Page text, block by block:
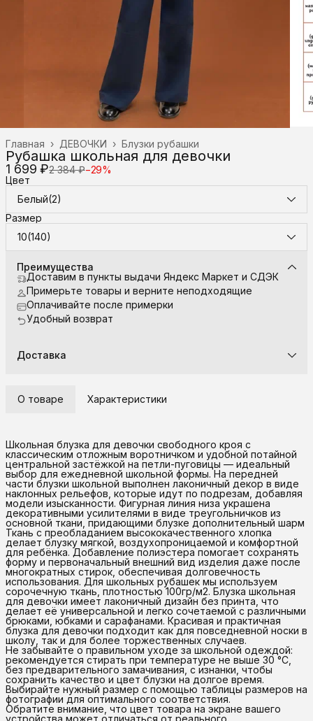
Блузки рубашки
ДЕВОЧКИ ›
Главная ›
Рубашка школьная для девочки
1 699 ₽2 384 ₽−29%
Цвет
Белый(2)
Размер
10(140)
Преимущества
Доставим в пункты выдачи Яндекс Маркет и СДЭК
Примерьте товары и верните неподходящие
Оплачивайте после примерки
Удобный возврат
Доставка
О товаре Характеристики
Школьная блузка для девочки свободного кроя с
классическим отложным воротничком и удобной потайной
центральной застёжкой на петли-пуговицы — идеальный
выбор для ежедневной школьной формы. На передней
части блузки школьной выполнен лаконичный декор в виде
наклонных рельефов, которые идут по подрезам, добавляя
модели изысканности. Фигурная линия низа украшена
декоративными усилителями в виде треугольничков из
основной ткани, придающими блузке дополнительный шарм
Ткань с преобладанием высококачественного хлопка
делает блузку мягкой, воздухопроницаемой и комфортной
для ребёнка. Добавление полиэстера помогает сохранять
форму и первоначальный внешний вид изделия даже после
многократных стирок, обеспечивая долговечность
использования. Для школьных рубашек мы используем
сорочечную ткань, плотностью 100гр/м2. Блузка школьная
для девочки имеет лаконичный дизайн без принта, что
делает её универсальной и легко сочетаемой с различными
брюками, юбками и сарафанами. Красивая и практичная
блузка для девочки подходит как для повседневной носки в
школу, так и для более торжественных случаев.
Не забывайте о правильном уходе за школьной одеждой:
рекомендуется стирать при температуре не выше 30 °C,
без предварительного замачивания, с изнанки, чтобы
сохранить качество и цвет блузки на долгое время.
Выбирайте нужный размер с помощью таблицы размеров на
фотографии для оптимального соответствия.
Обратите внимание, что цвет товара на экране вашего